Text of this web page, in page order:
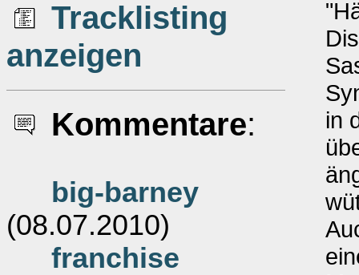
Tracklisting
anzeigen
Kommentare:
big-barney
(08.07.2010)
franchise
in